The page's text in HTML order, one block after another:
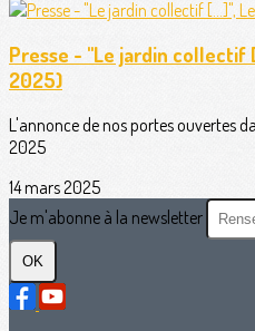
Presse - "Le jardin collectif
2025)
L'annonce de nos portes ouvertes
2025
14 mars 2025
Je m'abonne à la newsletter
OK